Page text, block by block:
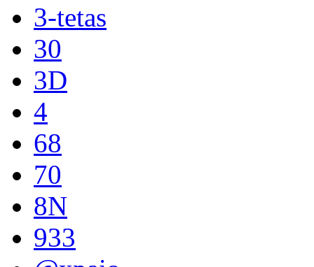
3-tetas
30
3D
4
68
70
8N
933